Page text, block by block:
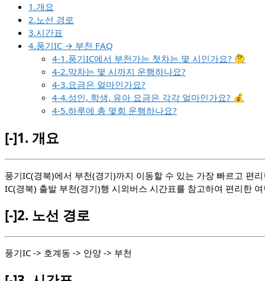
1.개요
2.노선 경로
3.시간표
4.풍기IC → 부천 FAQ
4-1.풍기IC에서 부천가는 첫차는 몇 시인가요? 🤔
4-2.막차는 몇 시까지 운행하나요?
4-3.요금은 얼마인가요?
4-4.성인, 학생, 유아 요금은 각각 얼마인가요? 💰
4-5.하루에 총 몇회 운행하나요?
[-]1. 개요
풍기IC(경북)에서 부천(경기)까지 이동할 수 있는 가장 빠르고 편
IC(경북) 출발 부천(경기)행 시외버스 시간표를 참고하여 편리한
[-]2. 노선 경로
풍기IC -> 호계동 -> 안양 -> 부천